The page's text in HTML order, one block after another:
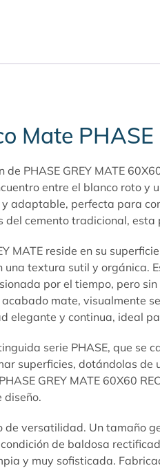
Mate PHASE
PHASE GREY MATE
entre el blanco roto
adaptable, perfecta para
del cemento tradicional,
MATE reside en su
una textura sutil y
por el tiempo, pero
mate, visualmente
elegante y continua, ideal
serie PHASE, que se
superficies, dotándolas
GREY MATE 60X60
diseño.
de versatilidad. Un tamaño
de baldosa
y muy sofisticada.